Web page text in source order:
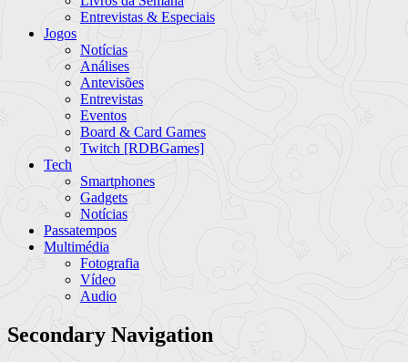
Entrevistas & Especiais
Jogos
Notícias
Análises
Antevisões
Entrevistas
Eventos
Board & Card Games
Twitch [RDBGames]
Tech
Smartphones
Gadgets
Notícias
Passatempos
Multimédia
Fotografia
Vídeo
Audio
Secondary Navigation